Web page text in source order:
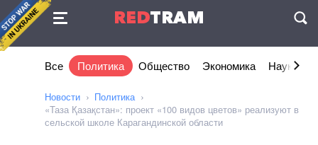
REDTRAM
Соглашение
Все Политика Общество Экономика Наука и IT
Новости
Политика
«Таза Қазақстан»: проект «100 видов цветов» реализуют в
сельской школе Карагандинской области